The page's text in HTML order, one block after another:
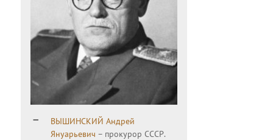
ВЫШИНСКИЙ Андрей
Януарьевич – прокурор СССР.